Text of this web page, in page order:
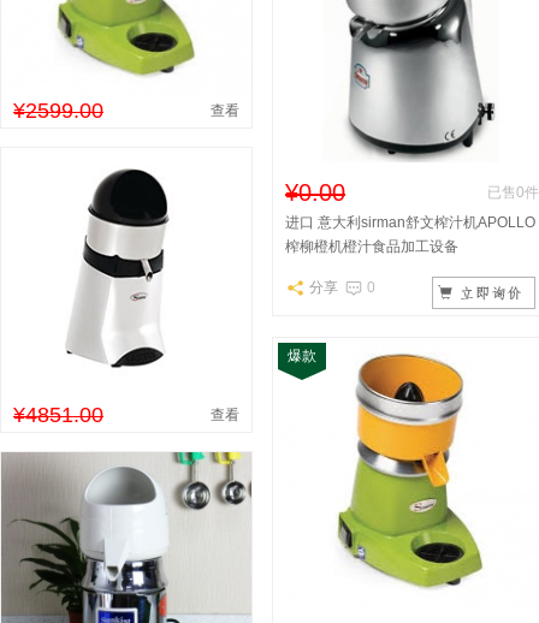
¥2599.00 查看
¥4851.00 查看
¥0.00
已售0件
进口 意大利sirman舒文榨汁机APOLLO
榨柳橙机橙汁食品加工设备
分享 0
爆款